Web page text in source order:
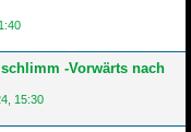
-Vorwärts nach
15:30